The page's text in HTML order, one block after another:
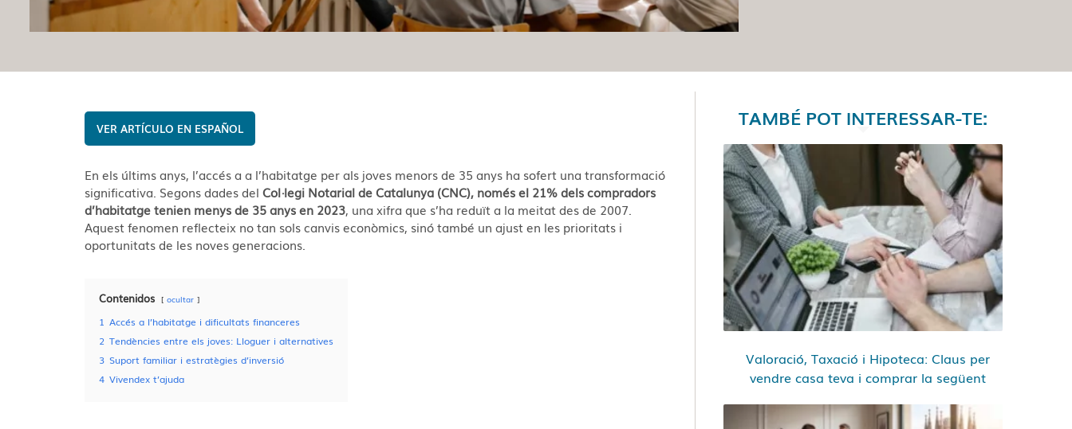
ESPAÑOL
En els últims anys, l’accés a a l’habitatge per als joves menors de 35 anys ha sofert una transformació
significativa. Segons dades delCol·legi Notarial de Catalunya (CNC), només el 21% dels compradors
d’habitatge tenien menys de 35 anys en 2023, una xifra que s’ha reduït a la meitat des de 2007.
Aquest fenomen reflecteix no tan sols canvis econòmics, sinó també un ajust en les prioritats i
oportunitats de les noves generacions.
Contenidos ocultar
1 Accés a l’habitatge i dificultats financeres
2 Tendències entre els joves: Lloguer i alternatives
3 Suport familiar i estratègies d’inversió
4 Vivendex t’ajuda
TAMBÉ POT INTERESSAR-TE:
Valoració, Taxació i Hipoteca: Claus per
vendre casa teva i comprar la següent